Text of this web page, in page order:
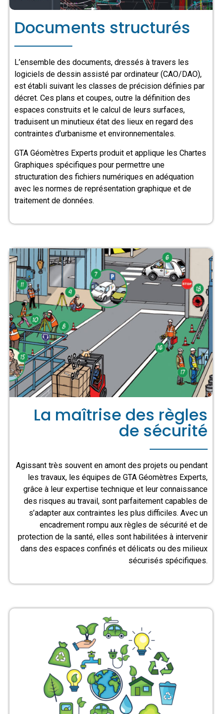
Documents structurés
L’ensemble des documents, dressés à travers les
logiciels de dessin assisté par ordinateur (CAO/DAO),
est établi suivant les classes de précision définies par
décret. Ces plans et coupes, outre la définition des
espaces construits et le calcul de leurs surfaces,
traduisent un minutieux état des lieux en regard des
contraintes d’urbanisme et environnementales.
GTA Géomètres Experts produit et applique les Chartes
Graphiques spécifiques pour permettre une
structuration des fichiers numériques en adéquation
avec les normes de représentation graphique et de
traitement de données.
La maîtrise des règles
de sécurité
Agissant très souvent en amont des projets ou pendant
les travaux, les équipes de GTA Géomètres Experts,
grâce à leur expertise technique et leur connaissance
des risques au travail, sont parfaitement capables de
s’adapter aux contraintes les plus difficiles. Avec un
encadrement rompu aux règles de sécurité et de
protection de la santé, elles sont habilitées à intervenir
dans des espaces confinés et délicats ou des milieux
sécurisés spécifiques.